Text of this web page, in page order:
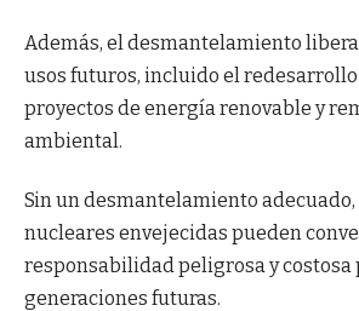
Además, el desmantelamiento
usos futuros, incluido el
proyectos de energía renovable y
ambiental.
Sin un desmantelamiento
nucleares envejecidas pueden
responsabilidad peligrosa y costosa
generaciones futuras.